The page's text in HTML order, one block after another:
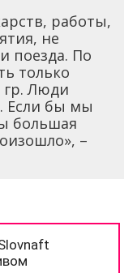
работы,
не
поезда. По
только
гр. Люди
Если бы мы
большая
–